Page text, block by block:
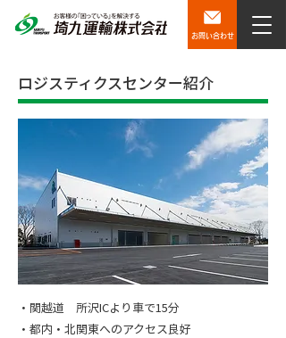
お問い合わせ
ロジスティクスセンター紹介
・関越道 所沢ICより車で15分
・都内・北関東へのアクセス良好